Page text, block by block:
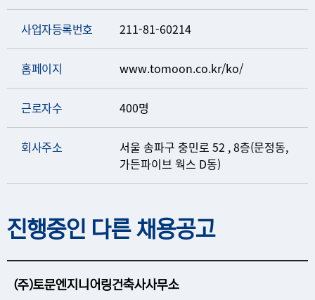
사업자등록번호 211-81-60214
홈페이지 www.tomoon.co.kr/ko/
근로자수 400명
회사주소
서울 송파구 충민로 52 , 8층(문정동,
가든파이브 웍스 D동)
진행중인 다른 채용공고
(주)토문엔지니어링건축사사무소